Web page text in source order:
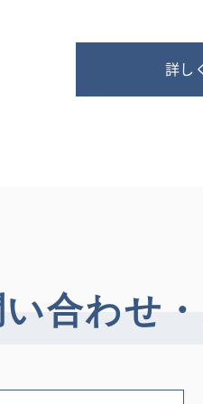
詳し
合わせ・